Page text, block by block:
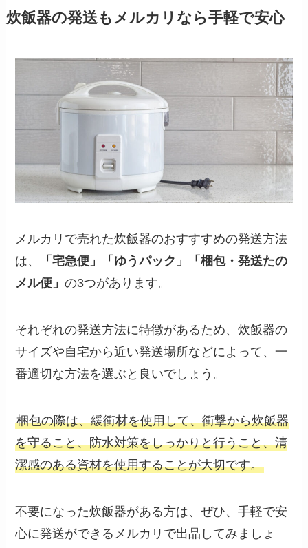
炊飯器の発送もメルカリなら手軽で安心
メルカリで売れた炊飯器のおすすすめの発送方法
は、
「宅急便」「ゆうパック」「梱包・発送たの
メル便」の3つがあります。
それぞれの発送方法に特徴があるため、炊飯器の
サイズや自宅から近い発送場所などによって、一
番適切な方法を選ぶと良いでしょう。
梱包の際は、緩衝材を使用して、衝撃から炊飯器
を守ること、防水対策をしっかりと行うこと、清
潔感のある資材を使用することが大切です。
不要になった炊飯器がある方は、ぜひ、手軽で安
心に発送ができるメルカリで出品してみましょ